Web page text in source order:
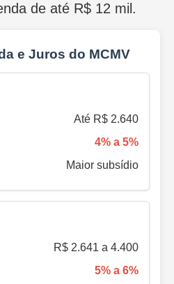
de até R$ 12 mil.
e Juros do MCMV
Até R$ 2.640
4% a 5%
Maior subsídio
R$ 2.641 a 4.400
5% a 6%